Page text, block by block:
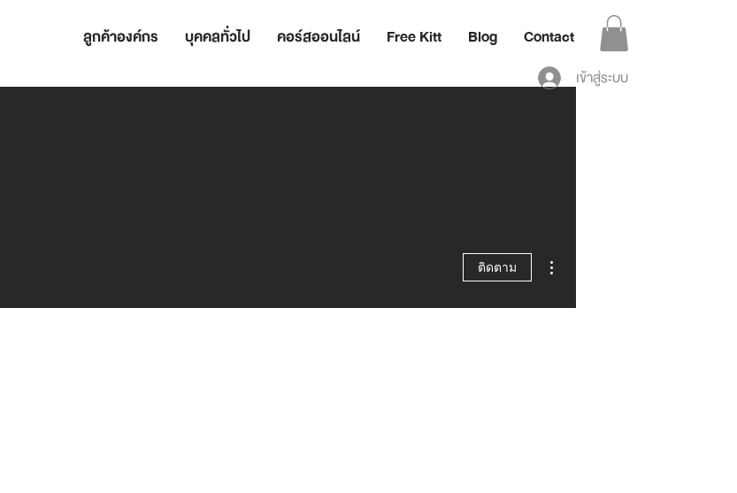
ลูกค้าองค์กร บุคคลทั่วไป คอร์สออนไลน์ Free Kitt Blog Contact
เข้าสู่ระบบ
ติดตาม